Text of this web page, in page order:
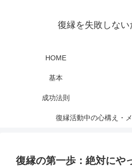
復縁を失敗しない
HOME
基本
成功法則
復縁活動中の心構え・
復縁の第一歩：絶対にや